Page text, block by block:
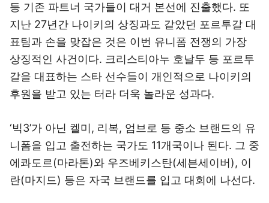
등 기존 파트너 국가들이 대거 본선에 진출했다. 또
지난 27년간 나이키의 상징과도 같았던 포르투갈 대
표팀과 손을 맞잡은 것은 이번 유니폼 전쟁의 가장
상징적인 사건이다. 크리스티아누 호날두 등 포르투
갈을 대표하는 스타 선수들이 개인적으로 나이키의
후원을 받고 있는 터라 더욱 놀라운 성과다.
‘빅3’가 아닌 켈미, 리복, 엄브로 등 중소 브랜드의 유
니폼을 입고 출전하는 국가도 11개국이나 된다. 그 중
에콰도르(마라톤)와 우즈베키스탄(세븐세이버), 이
란(마지드) 등은 자국 브랜드를 입고 대회에 나선다.